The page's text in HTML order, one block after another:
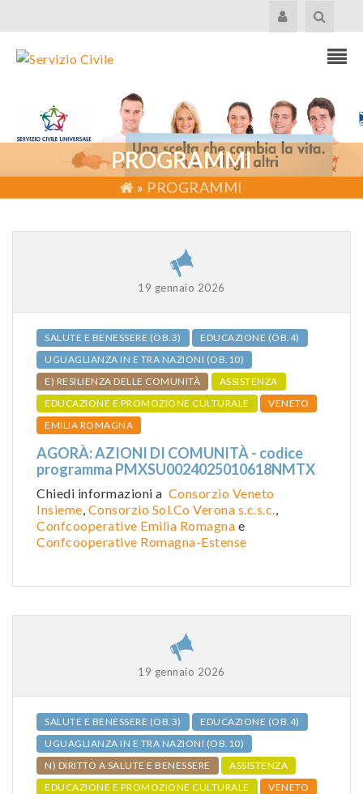
PROGRAMMI
» PROGRAMMI
19 gennaio 2026
SALUTE E BENESSERE (OB.3)
EDUCAZIONE (OB.4)
UGUAGLIANZA IN E TRA NAZIONI (OB.10)
E) RESILIENZA DELLE COMUNITÀ
ASSISTENZA
EDUCAZIONE E PROMOZIONE CULTURALE
VENETO
EMILIA ROMAGNA
AGORÀ: AZIONI DI COMUNITÀ - codice
programma PMXSU0024025010618NMTX
Chiedi informazioni a Consorzio Veneto
Insieme, Consorzio Sol.Co Verona s.c.s.c.,
Confcooperative Emilia Romagna e
Confcooperative Romagna-Estense
19 gennaio 2026
SALUTE E BENESSERE (OB.3)
EDUCAZIONE (OB.4)
UGUAGLIANZA IN E TRA NAZIONI (OB.10)
N) DIRITTO A SALUTE E BENESSERE
ASSISTENZA
EDUCAZIONE E PROMOZIONE CULTURALE
VENETO